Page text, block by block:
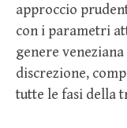
approccio
con i parametri
genere
discrezione,
tutte le fasi della